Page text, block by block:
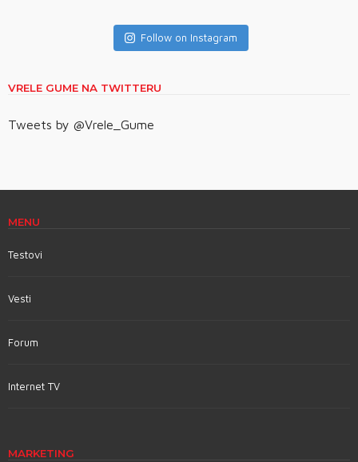
Follow on Instagram
VRELE GUME NA TWITTERU
Tweets by @Vrele_Gume
MENU
Testovi
Vesti
Forum
Internet TV
MARKETING